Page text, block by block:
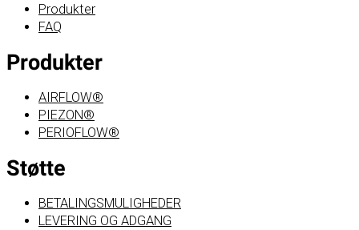
Produkter
FAQ
Produkter
AIRFLOW®
PIEZON®
PERIOFLOW®
Støtte
BETALINGSMULIGHEDER
LEVERING OG ADGANG